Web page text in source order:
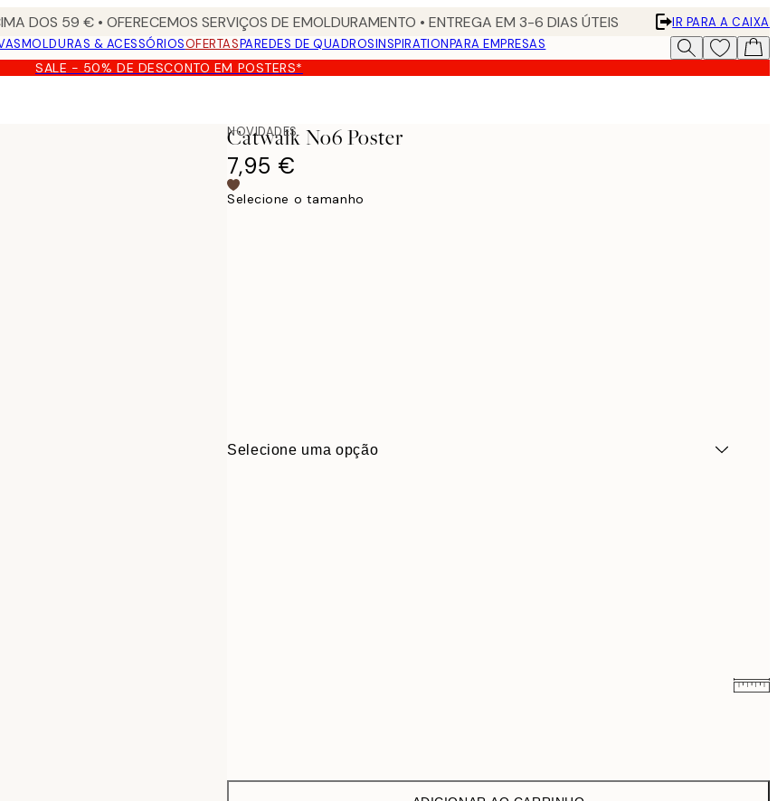
DOS 59 € • OFERECEMOS SERVIÇOS DE EMOLDURAMENTO • ENTREGA EM 3-6 DIAS ÚTEIS
IR PARA A CAIXA
MOLDURAS & ACESSÓRIOSOFERTASPAREDES DE QUADROSINSPIRATIONPARA EMPRESAS
SALE - 50% DE DESCONTO EM POSTERS*
NOVIDADES
Catwalk No6 Poster
7,95 €
Selecione o tamanho
Selecione uma opção